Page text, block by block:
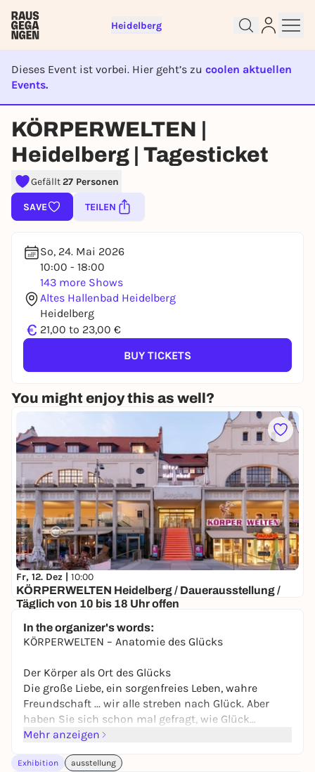
Heidelberg
Dieses Event ist vorbei. Hier geht’s zu coolen aktuellen
Events.
EVENT IST BEENDET
KÖRPERWELTEN |
Heidelberg | Tagesticket
Gefällt27 Personen
SAVE TEILEN
So, 24. Mai 2026
10:00 - 18:00
143 more Shows
Altes Hallenbad Heidelberg
Heidelberg
€ 21,00 to 23,00 €
BUY TICKETS
You might enjoy this as well?
Fr, 12. Dez | 10:00
KÖRPERWELTEN Heidelberg / Dauerausstellung /
Täglich von 10 bis 18 Uhr offen
13,00 €
In the organizer's words:
KÖRPERWELTEN – Anatomie des Glücks
Der Körper als Ort des Glücks
Die große Liebe, ein sorgenfreies Leben, wahre
Freundschaft ... wir alle streben nach Glück. Aber
haben Sie sich schon mal gefragt, wie Glück
eigentlich entsteht? Warum es für unser Leben so
können? Oder warum wir uns das Glück nicht
Mehr anzeigen
Exhibition ausstellung
Sign up for free and get started
right away
lotteries, you need a free Rausgegangen account.
REGISTER FOR FREE NOW